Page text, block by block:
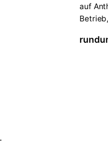
auf